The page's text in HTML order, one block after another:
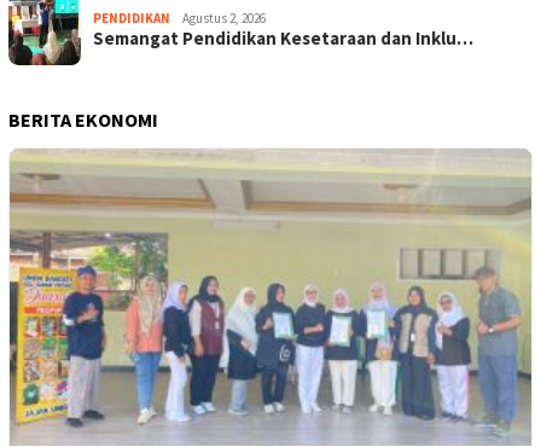
PENDIDIKAN Agustus 2, 2026
Semangat Pendidikan Kesetaraan dan Inklu…
BERITA EKONOMI